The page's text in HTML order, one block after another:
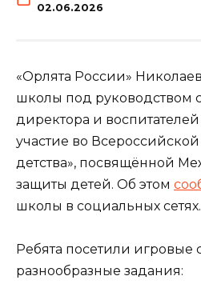
02.06.2026
«Орлята России»
школы под руководством
директора и
участие во
детства», посвящённой
защиты детей. Об этом
школы в социальных сетях.
Ребята посетили игровые
разнообразные задания: